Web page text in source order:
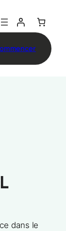
dans le